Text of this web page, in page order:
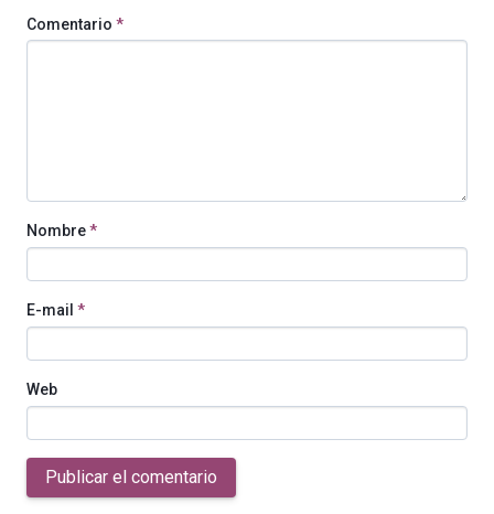
Comentario *
Nombre*
E-mail *
Web
Publicar el comentario